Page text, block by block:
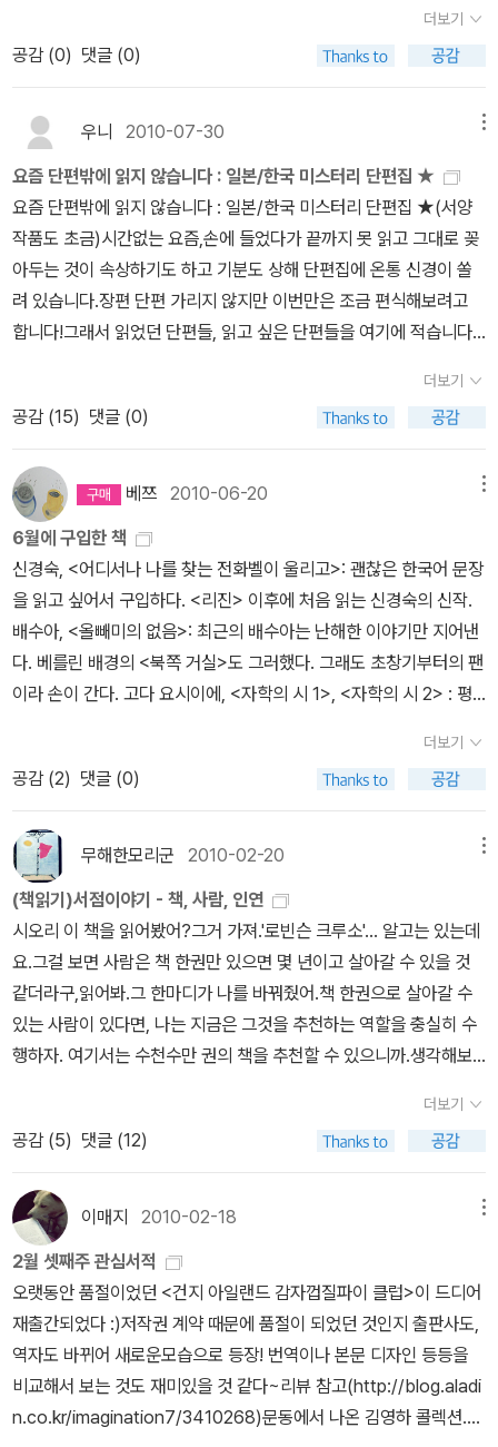
열린책들 세계문학전집에서 나왔습니다. 요즘 뒤늦게 스티븐 킹의 <
죽음의 무도>를 읽고 있는지라 프랑켄슈타인 신간 소식 보고 눈이 띠
용 -같은 이유로 브램 스토커의 <드라큘라>도 보관함에 새로 담았습
니다.부지런히 나오고 있는 열린책들 세계문학. 솔직히 분량으로는
민음사 다음 가는 문학선이 되지 않을까 싶습니다. 어쩌면 더. 왠지 이
출판사의 편집을 봐도 그렇고, 전집 내는 걸 봐도 그렇고, 뭔가 집착
쩌는 ^^: 그런 오기도 있고, 물량공세도 가능한 그런 출판사로 보입니
다.표지 분위기가 근래 들어 좀 바뀐 것 같지 않나요?도스또예프스키
에 관한 책들도 좀 나왔어요.표지가 코믹하군요. 열린책들은 이제 워
홀식 표지만 좀 지양해 주면 좋겠구요. 오래간만에 나온 온다 리쿠의
<우리 집에서는 아무 일도 일어나지 않는다>유령을 전면에 내세운
하는거냣!) 온다 리쿠는 그마저 안 한지 오래인 작가이긴 합니다만,
유령 이야기라니 살짝, 아주 살짝 혹 -폴 오스터 <보이지 않는>이 책
은 제가 가지고 있는 원서랑은 다른 표지만 일단 검색이 되네요.소설
속의 소설이 나오는 이야기. 줄거리가 그리 땡기지는 않은데, 왜 원서
샀는지 의문 'ㅅ' 베트남전의 악령이 미국에 그늘을 드리우고 있던 19
67년, 당시 청년들은 전쟁의 당위성 문제는 둘째 치고 당장 대학을
졸업하면 군대로 끌려가야 한다는 현실적 문제에 당면해 있었다. 20
07년 예순 살이 된 워커는 당시 시인이 되고자 하는 꿈과 징병이라는
상충되는 문제 속에 고뇌하던 자신에게 벌어졌던 기묘한 사건들, 자
신의 삶의 행로를 바꾼 1967년의 일을 기록한다.그 외 관심신간들 :
위 작품들은이렇습니다. <제물의 야회>는 소리소문 없다가 1위 하는
바람에 다들 의외다 하는 분위기였고 ^^; 이 책 저도 재미있게 읽고,
는데, 이 책이 베스트셀러였다는 건 팩트고; <ZOO> 까지는 몰라도
<암흑관의 살인>은 진짜 의외네요! 이 중 가장 의외;+++++++++
++++++++++++++++++++++++++++++++++++++
++++++++++++++++++++++++++++++제가 뽑을 올해
의일본미스터리 리스트는 이렇습니다.<마크스의 산>은 재간이니 빠
져야 하겠고, 나머지 책들 중에 골라보지 싶은데 아마 <가다라의 돼
지>, <폐허에 바라다>, <우행록> 을 쓰고, 미쓰다 신조의 <잘린 머
임>의 표지도 전 꽤 발랄했다고 생각하구요.표지로는 <잘린 머리처
럼..>, <밀실살인게임>, <폐허에 바라다> 로 가겠어요. 오리하라 이
치의 <침묵의 교실>을 읽고 나서 바뀔 수도 있겠지만, 전 오리하라
이치는 늘 좋아했지만, 마구마구 좋아하지는 않았으니깐, 뒤늦게 다
크호스가 된다거나 하지는 않을듯 하구요. 실망한 추리소설은 좀 많
은데 .. ^^a 히가시노 게이고의 <탐정클럽> 정도는 꼭 넣으려구요. +
++++++++++++++++++++++++++++++++++++++
+++++++++++++++++++++++++++++++++++++20
10 출간 리스트는 집계작업에도 도움 주시는 '엄마기린'님의 리스트
를 참조했습니다.오리하라 이치 <침묵의 교실>★★★ 소재는 학교
괴담보다 식상하고 올드하다. 그리고 여전히 길다. 지금까지 읽은 오
못 미친 건 분명. 요코미조 세이시 <삼수탑> ★★★ 요코미조 세이
가 이전까지의 페로몬 풀풀의 여자.. 에서 서커스같은 기괴함으로 대
체되고, 시체는 여전히 많이 나오며, 긴다이치는 의외로 (거의 처음으
로) 믿음직하고 ^^: 여자 주인공 1인칭 시점으로 전개 된다. 아주 전형
적인 (이건 재밌기도 하고, 별로기도 하고) 나쁜 남자 주인공과 여자
주인공이 나온다. 좋은 작품들은 이미 거의번역되어 나왔다 싶고, 이
제 이런 작품들이 나오는 거겠지. 하지만, 난 끝까지 읽어주겠어, 요코
미조 세이시!다카무라 가오루 <조시> (복간)미치오 슈스케 <솔로몬
<갈릴레오의 고뇌>사사키 조 <폐허에 바라다> ★★★★★ 서스펜
스는 없지만, 형사와 피해자, 가해자 사이에 흐르는 격정의 파도가 묵
중에 중간중간 아주 뜨거운 감정이 새어 나온다. 지금까지 읽은 중 가
장 독특한 종류의 경찰 소설.교고쿠 나쓰히코 <웃는 이에몬> ★★★
★ 요쓰야 괴담의 재창조. 사랑해선 안 될 두 사람이 사랑한 결과는
비극 중의 비극. 손안의 책이 아닌 북스피오에서 나온 교고쿠 나쓰히
코. 독자가 원하는대로 결말나지 않는 어두운 사랑의 현실. 화도 복도
받아들이는 사람의 마음에 달려 있다. 사랑도. 사랑의 타이밍과 불소
통이 갑갑하지만, 그럴듯하다.아유카와 데쓰야 <리라장 사건> ★★
★ 리라장에서 벌어지는 연쇄살인사건 익숙한 이야기들의 향연. 분위
자들 뿐이어서 그런지도-) 빠져들어서 읽게되지는 않는다.명탐정 홈
즈걸의 책장 초판 1쇄 2009. 11 / 287쪽 단편집. 캐릭터 소개와 서
점의 일상 및 일과와 고객들에 대한 이야기가 소소하게 잘 드러나있
다. 읽고 났더니, 내가 일전에 일본 서점에서 했던 짓은 상당히 실례되
는 일이었다는 걸 알게되었달까; 역시 문화의 차이는 독서로 메우는
게 가장 좋은 방법이지 싶다. 누가 죽었는데 그 범인은 바로 너, 라는
게 아니라 정말 서점에서 일어날 법한 사건들로 이루어졌다. 화자는
서점 6년차 직원 쿄코. 탐정 역할은 아르바이트생인 도쿄 법대생으로
명석하고 성실하지만 손재주만큼은 저주받았다 싶을 정도로 없는 다
에. 우리도 겪었을 것만 같은 사건들이라는 게 재미있는 점. 그러니까,
거대한 미스터리를 기대하진 말고 서점의 일상을 엿본다는 기분으로
읽는 게 더 나을지도 모르겠다. 하지만, 서점을 상당히 사랑하는 나로
서는 서점 에피소드집 같은 느낌이어서 꽤나 즐거웠다.명탐정 홈즈걸
휴가를 받아 친구가 일하는 다른 지역 서점의 유령 소동을 해결해주
러 간다,는 이야기. 고백하자면 이걸 읽은 게 벌써 반년 전이고 이야기
나 등장 인물이 기억에 남아있지 않는 걸 보면- 내가 이 책을 꼼꼼하
게 읽지 않았거나, 내게 그닥 강렬한 인상을 주지 못했다는 것일지도.
역시 독서 직후 메모 습관은 중요한 듯-명탐정 홈즈걸 3 초판 1쇄 20
10. 02 / 287쪽 단편집. 같은 출판사, 같은 번역자, 같은 편집자인데
어째서 이 시리즈 제목만 이따위로 성의 없는 건지 나도 잘 모르겠는
다. 출판일이 아주 많이 띄엄띄엄이라면 그마저도 이해하겠는데,그것
났더니, 이제 이 시리즈는 그만 읽어도 될 것 같다는 생각이 들었다.
서점 에피소드가 단 두 권으로 끝날 수 있다니. 첫 권에서 신기했던 서
점 에피소드의 장치들이세번 째 권에서 신선하지 않은 건 당연한 거
아닐까.그걸 사건에서 확장시켰는지 아닌지는 판단 보류. 읽고 나서
오오오 좋아,라는 느낌이 들지않았던 건 왜인지 모르겠다. 지금 다시
뒤적거려보니,두어 편 정도는 꽤 마음에 들었었는데.떠올려보니 아마
도 단편들의 편차가 크기 때문이지 싶다. 아무래도 일상 미스터리이
고, 한정된 공간-서점-에서 일어나는 일 뿐이다 보니 큰 사건 뿐 아니
라 작은 사건도 함께 등장하기 때문일텐데, 짜임새있는 이야기를 좋
아하는 나로서는, 이 단편집에 그런 소품이 등장해야 하는-그것도 단
편집 마지막에- 이유를 납득하기 어려운 것이다. 여하튼, 번역도 나쁘
시리즈 아리스가와 아리스 글 / 김선영 역 / 시공사 1988년, 1989
년, 1999년에 쓰여진 학생 시리즈 세 권이 번역되어 있고, 2004년
에 쓰인 네 번째 시리즈가 아직 번역되지 않은 상태. 학생인 아리스가
졸업 후 추리소설 작가인 히데오와 짝을 이뤄 사건을 해결한다는 작
가 시리즈도 있는데 나는 현재 단편집 한 권만 읽은 상태. 학생 시리즈
는 다섯 권으로 완결이라는데, 마지막 권이 언제 나오게 될지는 아직
미지수,라고 한다. 작가의 필명인 '아리스가와 아리스'와 같은 등장 인
물의 시점에서 쓰이는 이 시리즈물은, 교토대학에 재학중인 아리스가
추리소설 연구 동아리에 들어가서 에가미 선배가 범인잡기 하는 걸
돕는다,는 식인데- 세 권 읽고 났더니 이 작가 시리즈는 더 이상 읽고
더보기
공감 (0) 댓글 (0)
우니 2010-07-30
요즘 단편밖에 읽지 않습니다 : 일본/한국 미스터리 단편집 ★
요즘 단편밖에 읽지 않습니다 : 일본/한국 미스터리 단편집 ★(서양
작품도 초금)시간없는 요즘,손에 들었다가 끝까지 못 읽고 그대로 꽂
아두는 것이 속상하기도 하고 기분도 상해 단편집에 온통 신경이 쏠
려 있습니다.장편 단편 가리지 않지만 이번만은 조금 편식해보려고
합니다!그래서 읽었던 단편들, 읽고 싶은 단편들을 여기에 적습니다.
댓글로 달아주세요. 격렬하게 환영합니다!!*순서는 상관없습니다.1.
히가시노 게이고2.아토다 다카시(아토다 다카시를 포함한 여러 작가
분들의 단편집입니다_)3.아리스가와 아리스4.오츠이치5.온다리쿠6.
미야베 미유키7. 나카지마 라모8. 요네자와 호노부9. 고이케 마리코1
0. 오기와라 히로시11.우타노 쇼고 12. 아와사카 쓰마오13. 기리노 나
쓰오14. 요코야마 히데오15. 히라야마 유메아키16. 기시 유스케-도
깨비불의 집 (조만간 국내 출간예정)17.마쓰모토 세이초18. 수수께끼
시리즈(여러가지 단편 합작)19. 와카타케 나나미20. 미치오 슈스케2
1. 오타 다다시22. 츠하라 야스미23. 아카가와 지로24. 슈가와 미나
토25.구지라 도이치로26.김내성27.이적28.에도가와 란포29.시바
타 요시키 30. 서미애31. 우리나라 단편집32. 서양 단편집존코널리
에드거 앨런 포33.오사키 고즈에***누락된 작품이나 추천하실 작품
들은 댓글로 달아주세요. 격렬하게 환영합니다!!
더보기
공감 (15) 댓글 (0)
베쯔 2010-06-20
6월에 구입한 책
신경숙, <어디서나 나를 찾는 전화벨이 울리고>: 괜찮은 한국어 문장
을 읽고 싶어서 구입하다. <리진> 이후에 처음 읽는 신경숙의 신작.
배수아, <올빼미의 없음>: 최근의 배수아는 난해한 이야기만 지어낸
다. 베를린 배경의 <북쪽 거실>도 그러했다. 그래도 초창기부터의 팬
이라 손이 간다. 고다 요시이에, <자학의 시 1>, <자학의 시 2> : 평
야베 미유키, <얼간이>: 믿을 수 있는 출판사 북스피어 출간. 미미 여
사의 에도 배경 시리즈. 아리스가와 아리스, <쌍두의 악마 1>, <쌍두
의 악마 2>: 학생 아리스 시리즈 중 최고작이라는데, 흠 기대된다.
더보기
공감 (2) 댓글 (0)
무해한모리군 2010-02-20
(책읽기)서점이야기 - 책, 사람, 인연
시오리 이 책을 읽어봤어?그거 가져.'로빈슨 크루소'... 알고는 있는데
요.그걸 보면 사람은 책 한권만 있으면 몇 년이고 살아갈 수 있을 것
같더라구,읽어봐.그 한마디가 나를 바꿔줬어.책 한권으로 살아갈 수
있는 사람이 있다면, 나는 지금은 그것을 추천하는 역할을 충실히 수
행하자. 여기서는 수천수만 권의 책을 추천할 수 있으니까.생각해보
다면 기뻐해야지.(108~109쪽)아이 때는 눈에 갇혀 내내 책을 읽었
어요.이 눈은 어디를 고르려 해도,어디나 너무도 새하얗구나.저토록
무시무시하게 흐트러진 하늘에서,이 아름다운 눈이 내려왔다.켄지의
'영결의 아침'입니다.(140쪽)서점숲의 아카리라는 만화책은 지점에
서 일하던 아카리가 도쿄의 본사로 오면서 겪는 이런저런 일들을 그
리고 있습니다. 랩핑을 하고, 만화책 코너 코스프레 이벤트를 진행하
고, 기획책 1권을 정해 책꽃이 하나를 그 책으로 채워 홍보를 하는 등
서점에서의 일상을 보여줍니다. 그리고 그 속의 관계들을 보여줍니
다. 차갑고 냉정한 동기, 하루 백권을 읽는 부지점장, 음침한 아르바이
트 생등 개성이 강한 동료들과 촌뜨기 아카리는 잘 지낼 수 있을까
요?이런저런 책들과의 인연이 아카리와 사람들 사이의 이해와 소통
더보기
공감 (5) 댓글 (12)
이매지 2010-02-18
2월 셋째주 관심서적
오랫동안 품절이었던 <건지 아일랜드 감자껍질파이 클럽>이 드디어
재출간되었다 :)저작권 계약 때문에 품절이 되었던 것인지 출판사도,
역자도 바뀌어 새로운모습으로 등장! 번역이나 본문 디자인 등등을
비교해서 보는 것도 재미있을 것 같다~리뷰 참고(http://blog.aladi
n.co.kr/imagination7/3410268)문동에서 나온 김영하 콜렉션.